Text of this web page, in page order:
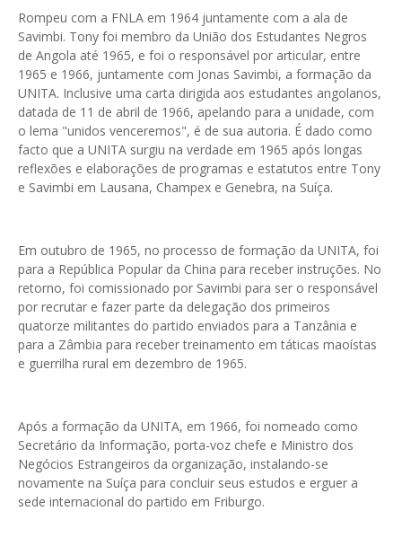
Rompeu com a FNLA em 1964 juntamente com a ala de
Savimbi. Tony foi membro da União dos Estudantes Negros
de Angola até 1965, e foi o responsável por articular, entre
1965 e 1966, juntamente com Jonas Savimbi, a formação da
UNITA. Inclusive uma carta dirigida aos estudantes angolanos,
datada de 11 de abril de 1966, apelando para a unidade, com
o lema "unidos venceremos", é de sua autoria. É dado como
facto que a UNITA surgiu na verdade em 1965 após longas
reflexões e elaborações de programas e estatutos entre Tony
e Savimbi em Lausana, Champex e Genebra, na Suíça.
Em outubro de 1965, no processo de formação da UNITA, foi
para a República Popular da China para receber instruções. No
retorno, foi comissionado por Savimbi para ser o responsável
por recrutar e fazer parte da delegação dos primeiros
quatorze militantes do partido enviados para a Tanzânia e
para a Zâmbia para receber treinamento em táticas maoístas
e guerrilha rural em dezembro de 1965.
Após a formação da UNITA, em 1966, foi nomeado como
Secretário da Informação, porta-voz chefe e Ministro dos
Negócios Estrangeiros da organização, instalando-se
novamente na Suíça para concluir seus estudos e erguer a
sede internacional do partido em Friburgo.